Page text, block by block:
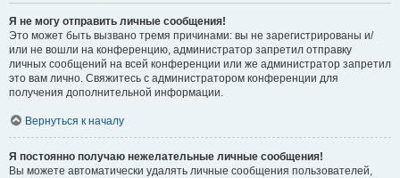
Я не могу отправить личные сообщения!
Это может быть вызвано тремя причинами: вы не зарегистрированы и/
или не вошли на конференцию, администратор запретил отправку
личных сообщений на всей конференции или же администратор запретил
это вам лично. Свяжитесь с администратором конференции для
получения дополнительной информации.
Вернуться к началу
Я постоянно получаю нежелательные личные сообщения!
Вы можете автоматически удалять личные сообщения пользователей,